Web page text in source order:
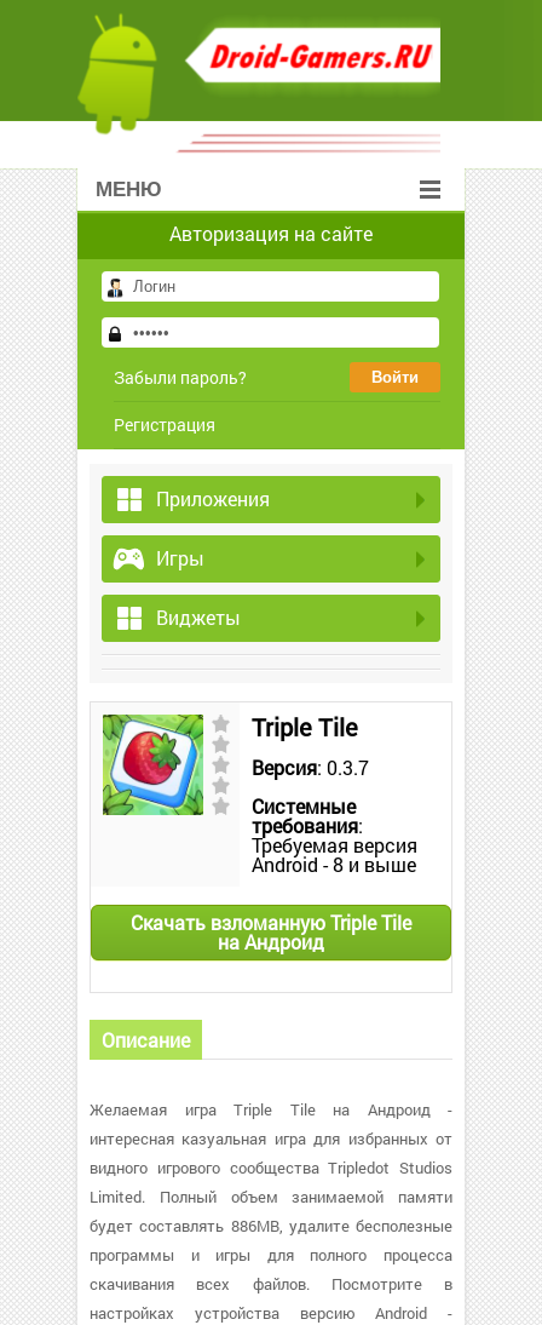
МЕНЮ
Авторизация на сайте
Забыли пароль?
Регистрация
Приложения
Игры
Виджеты
Triple Tile
Версия: 0.3.7
Системные
требования:
Требуемая версия
Android - 8 и выше
Скачать взломанную Triple Tile
на Андроид
Описание
Желаемая игра Triple Tile на Андроид -
интересная казуальная игра для избранных от
видного игрового сообщества Tripledot Studios
Limited. Полный объем занимаемой памяти
будет составлять 886MB, удалите бесполезные
программы и игры для полного процесса
скачивания всех файлов. Посмотрите в
настройках устройства версию Android -